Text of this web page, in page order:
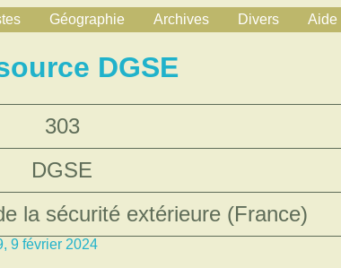
Géographie Archives Divers Aide
DGSE
303
DGSE
la sécurité extérieure (France)
9 février 2024